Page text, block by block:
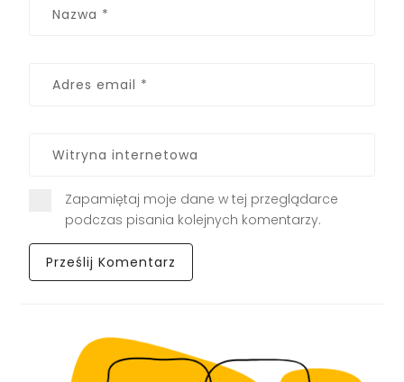
Zapamiętaj moje dane w tej przeglądarce
podczas pisania kolejnych komentarzy.